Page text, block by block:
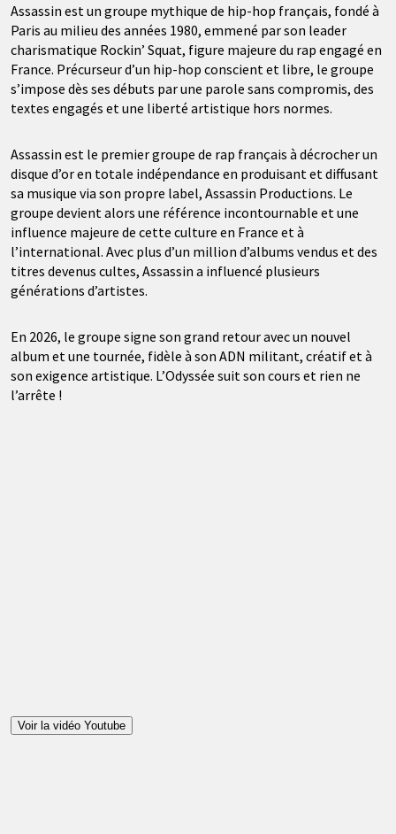
Assassin est un groupe mythique de hip-hop français, fondé à
Paris au milieu des années 1980, emmené par son leader
charismatique Rockin’ Squat, figure majeure du rap engagé en
France. Précurseur d’un hip-hop conscient et libre, le groupe
s’impose dès ses débuts par une parole sans compromis, des
textes engagés et une liberté artistique hors normes.
Assassin est le premier groupe de rap français à décrocher un
disque d’or en totale indépendance en produisant et diffusant
sa musique via son propre label, Assassin Productions. Le
groupe devient alors une référence incontournable et une
influence majeure de cette culture en France et à
l’international. Avec plus d’un million d’albums vendus et des
titres devenus cultes, Assassin a influencé plusieurs
générations d’artistes.
En 2026, le groupe signe son grand retour avec un nouvel
album et une tournée, fidèle à son ADN militant, créatif et à
son exigence artistique. L’Odyssée suit son cours et rien ne
l’arrête !
Voir la vidéo Youtube